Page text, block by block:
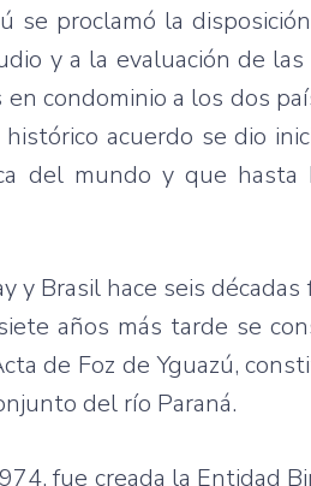
se proclamó la
y a la evaluación de
condominio a los dos
acuerdo se dio
del mundo y que hasta
y Brasil hace seis
años más tarde se
de Foz de Yguazú,
del río Paraná.
fue creada la Entidad